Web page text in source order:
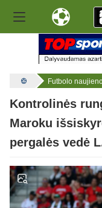
Futbolo
Kontrolinės
Maroku
pergalės vedė